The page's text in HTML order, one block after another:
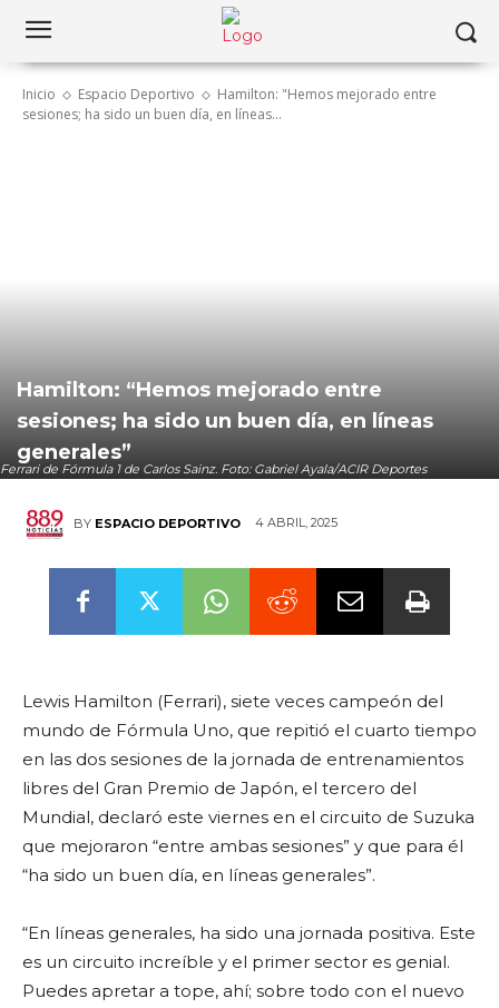
Inicio Espacio Deportivo
Hamilton: "Hemos mejorado entre
sesiones; ha sido un buen día, en líneas...
Ferrari de Fórmula 1 de Carlos Sainz. Foto: Gabriel Ayala/ACIR Deportes
Hamilton: “Hemos mejorado entre
sesiones; ha sido un buen día, en líneas
generales”
BY ESPACIO DEPORTIVO 4 ABRIL, 2025
Lewis Hamilton (Ferrari), siete veces campeón del
mundo de Fórmula Uno, que repitió el cuarto tiempo
en las dos sesiones de la jornada de entrenamientos
libres del Gran Premio de Japón, el tercero del
Mundial, declaró este viernes en el circuito de Suzuka
que mejoraron “entre ambas sesiones” y que para él
“ha sido un buen día, en líneas generales”.
“En líneas generales, ha sido una jornada positiva. Este
es un circuito increíble y el primer sector es genial.
Puedes apretar a tope, ahí; sobre todo con el nuevo